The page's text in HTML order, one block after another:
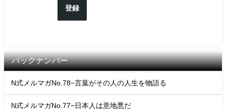
登録
バックナンバー
N式メルマガNo.78−言葉がその人の人生を物語る
N式メルマガNo.77−日本人は意地悪だ